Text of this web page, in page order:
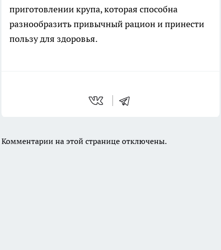
приготовлении крупа, которая способна
разнообразить привычный рацион и принести
пользу для здоровья.
Комментарии на этой странице отключены.